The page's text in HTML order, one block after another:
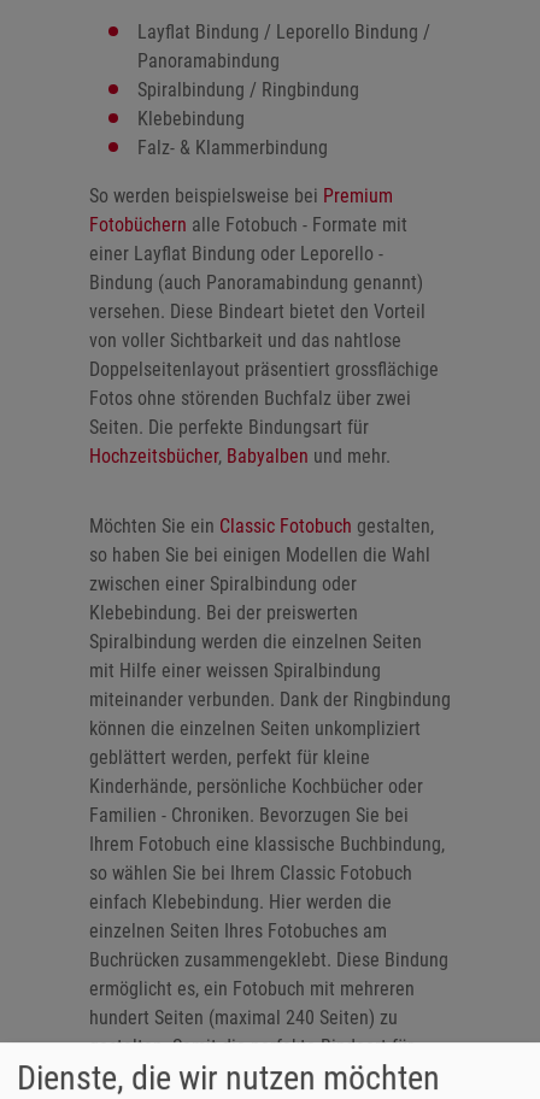
Layflat Bindung / Leporello Bindung /
Panoramabindung
Spiralbindung / Ringbindung
Klebebindung
Falz- & Klammerbindung
So werden beispielsweise bei Premium
Fotobüchern alle Fotobuch - Formate mit
einer Layflat Bindung oder Leporello -
Bindung (auch Panoramabindung genannt)
versehen. Diese Bindeart bietet den Vorteil
von voller Sichtbarkeit und das nahtlose
Doppelseitenlayout präsentiert grossflächige
Fotos ohne störenden Buchfalz über zwei
Seiten. Die perfekte Bindungsart für
Hochzeitsbücher, Babyalben und mehr.
Möchten Sie ein Classic Fotobuch gestalten,
so haben Sie bei einigen Modellen die Wahl
zwischen einer Spiralbindung oder
Klebebindung. Bei der preiswerten
Spiralbindung werden die einzelnen Seiten
mit Hilfe einer weissen Spiralbindung
miteinander verbunden. Dank der Ringbindung
können die einzelnen Seiten unkompliziert
geblättert werden, perfekt für kleine
Kinderhände, persönliche Kochbücher oder
Familien - Chroniken. Bevorzugen Sie bei
Ihrem Fotobuch eine klassische Buchbindung,
so wählen Sie bei Ihrem Classic Fotobuch
einfach Klebebindung. Hier werden die
einzelnen Seiten Ihres Fotobuches am
Buchrücken zusammengeklebt. Diese Bindung
ermöglicht es, ein Fotobuch mit mehreren
hundert Seiten (maximal 240 Seiten) zu
gestalten. Somit die perfekte Bindeart für
umfangreiche Jahresrückblicke, Familien -
Dienste, die wir nutzen möchten